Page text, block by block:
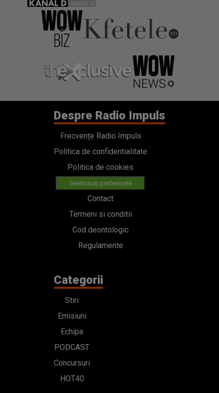
Despre Radio Impuls
Frecvențe Radio Impuls
Politica de confidentialitate
Politica de cookies
Gestionați preferințele
Contact
Termeni si conditii
Cod deontologic
Regulamente
Categorii
Stiri
Emisiuni
Echipa
PODCAST
Concursuri
HOT40